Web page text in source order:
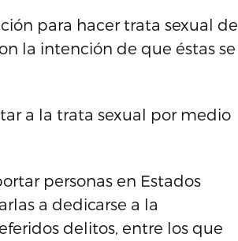
para hacer trata sexual de
la intención de que éstas se
a la trata sexual por medio
personas en Estados
a dedicarse a la
delitos, entre los que